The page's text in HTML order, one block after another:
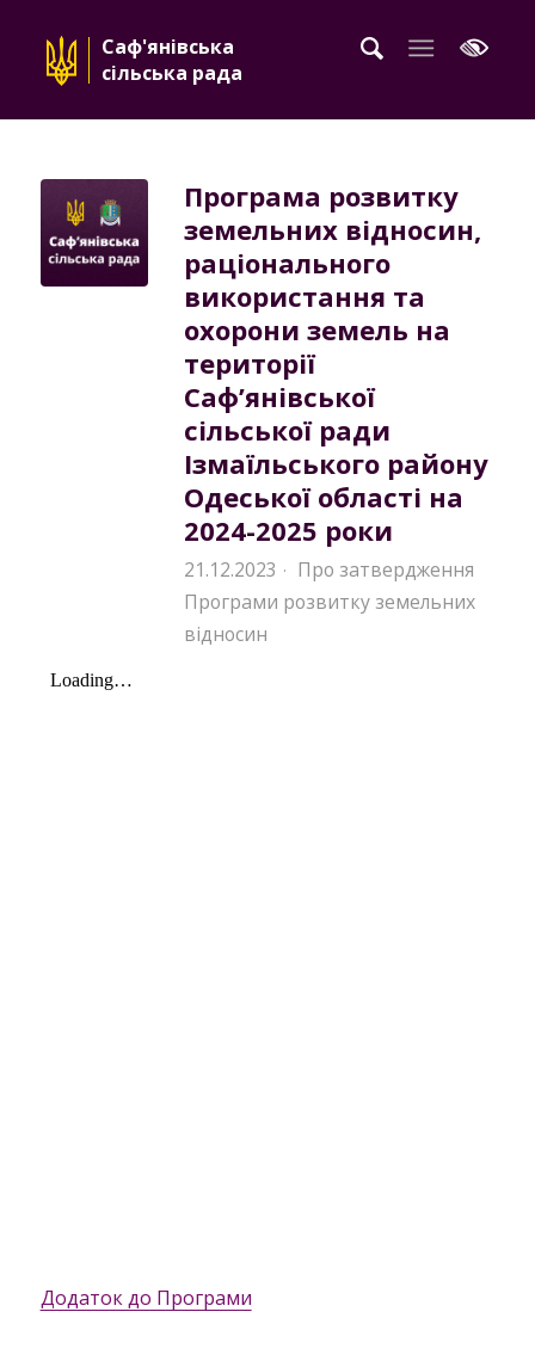
Саф'янівська
сільська рада
Програма розвитку
земельних відносин,
раціонального
використання та
охорони земель на
території
Саф’янівської
сільської ради
Ізмаїльського району
Одеської області на
2024-2025 роки
21.12.2023 · Про затвердження
Програми розвитку земельних
відносин
Додаток до Програми